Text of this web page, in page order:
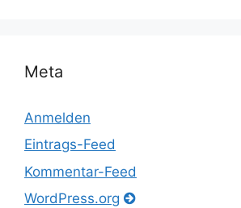
Meta
Anmelden
Eintrags-Feed
Kommentar-Feed
WordPress.org